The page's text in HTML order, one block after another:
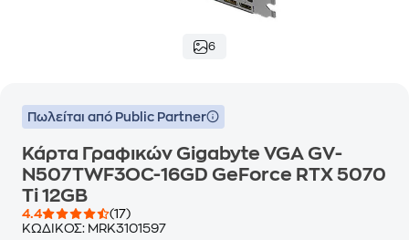
6
Πωλείται από Public Partner
Κάρτα Γραφικών Gigabyte VGA GV-
N507TWF3OC-16GD GeForce RTX 5070
Ti 12GB
4.4
(17)
ΚΩΔΙΚΟΣ: MRK3101597